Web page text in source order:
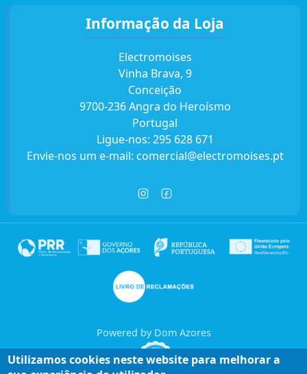
Informação da Loja
Electromoises
Vinha Brava, 9
Conceição
9700-236 Angra do Heroísmo
Portugal
Ligue-nos: 295 628 671
Envie-nos um e-mail: comercial@electromoises.pt
Powered by Dom Azores
Utilizamos cookies neste website para melhorar a